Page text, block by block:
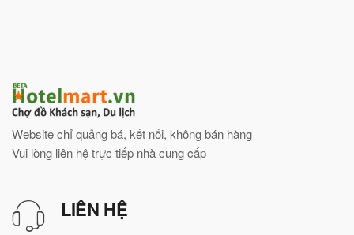
Website chỉ quảng bá, kết nối, không bán hàng
Vui lòng liên hệ trực tiếp nhà cung cấp
LIÊN HỆ